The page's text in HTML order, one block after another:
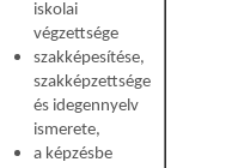
iskolai
végzettsége
szakképesítése,
szakképzettsége
és idegennyelv
ismerete,
a képzésbe